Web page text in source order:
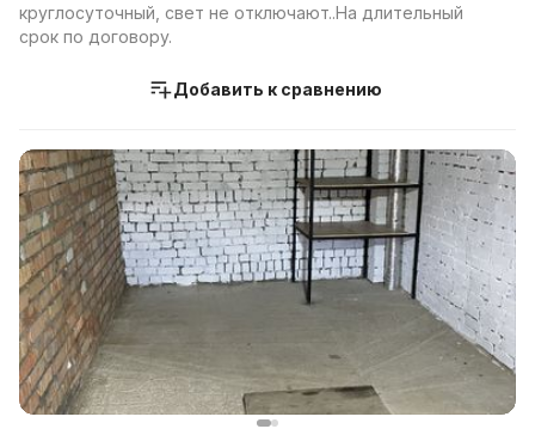
круглосуточный, свет не отключают..На длительный
срок по договору.
Добавить к сравнению